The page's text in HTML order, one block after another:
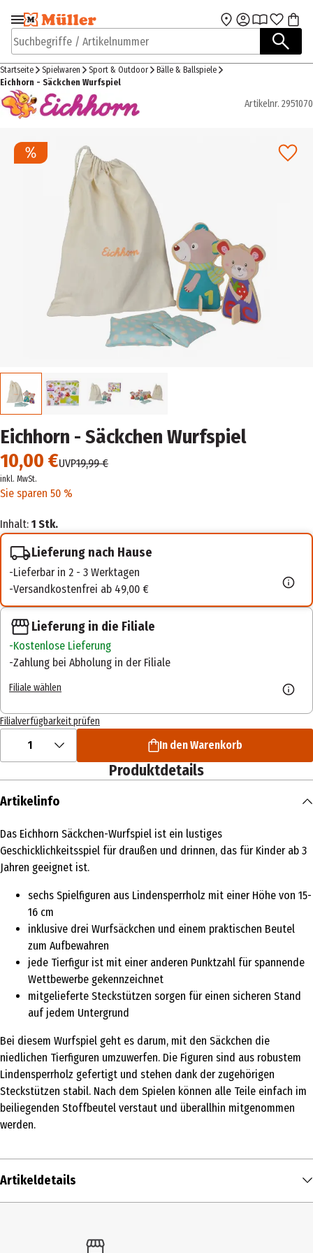
Zur Navigation
springen
Zum Hauptinhalt
Suchbegriffe / Artikelnummer
Startseite Spielwaren Sport & Outdoor
Bälle & Ballspiele
Eichhorn - Säckchen Wurfspiel
Artikelnr. 2951070
Eichhorn - Säckchen Wurfspiel
10,00 €UVP19,99 €
inkl. MwSt.
Sie sparen 50 %
Inhalt: 1 Stk.
Lieferung nach Hause
Lieferbar in 2 - 3 Werktagen
Versandkostenfrei ab 49,00 €
Lieferung in die Filiale
Kostenlose Lieferung
Zahlung bei Abholung in der Filiale
Filiale wählen
Filialverfügbarkeit prüfen
1 In den Warenkorb
Produktdetails
Artikelinfo
Das Eichhorn Säckchen-Wurfspiel ist ein lustiges
Geschicklichkeitsspiel für draußen und drinnen, das für Kinder ab 3
Jahren geeignet ist.
sechs Spielfiguren aus Lindensperrholz mit einer Höhe von 15-
16 cm
inklusive drei Wurfsäckchen und einem praktischen Beutel
zum Aufbewahren
jede Tierfigur ist mit einer anderen Punktzahl für spannende
Wettbewerbe gekennzeichnet
mitgelieferte Steckstützen sorgen für einen sicheren Stand
auf jedem Untergrund
Bei diesem Wurfspiel geht es darum, mit den Säckchen die
niedlichen Tierfiguren umzuwerfen. Die Figuren sind aus robustem
Lindensperrholz gefertigt und stehen dank der zugehörigen
Steckstützen stabil. Nach dem Spielen können alle Teile einfach im
beiliegenden Stoffbeutel verstaut und überallhin mitgenommen
werden.
Artikeldetails